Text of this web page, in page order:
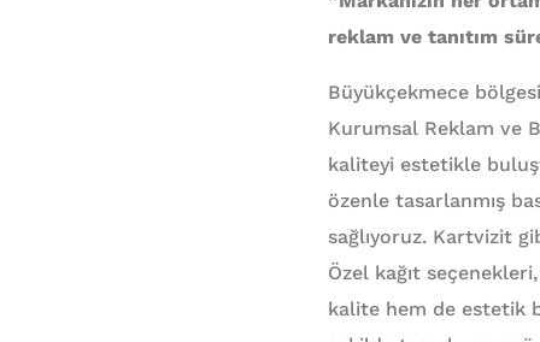
reklam ve tanıtım
Büyükçekmece
Kurumsal Reklam ve
kaliteyi estetikle
özenle tasarlanmış
sağlıyoruz. Kartvizit
Özel kağıt
kalite hem de estetik